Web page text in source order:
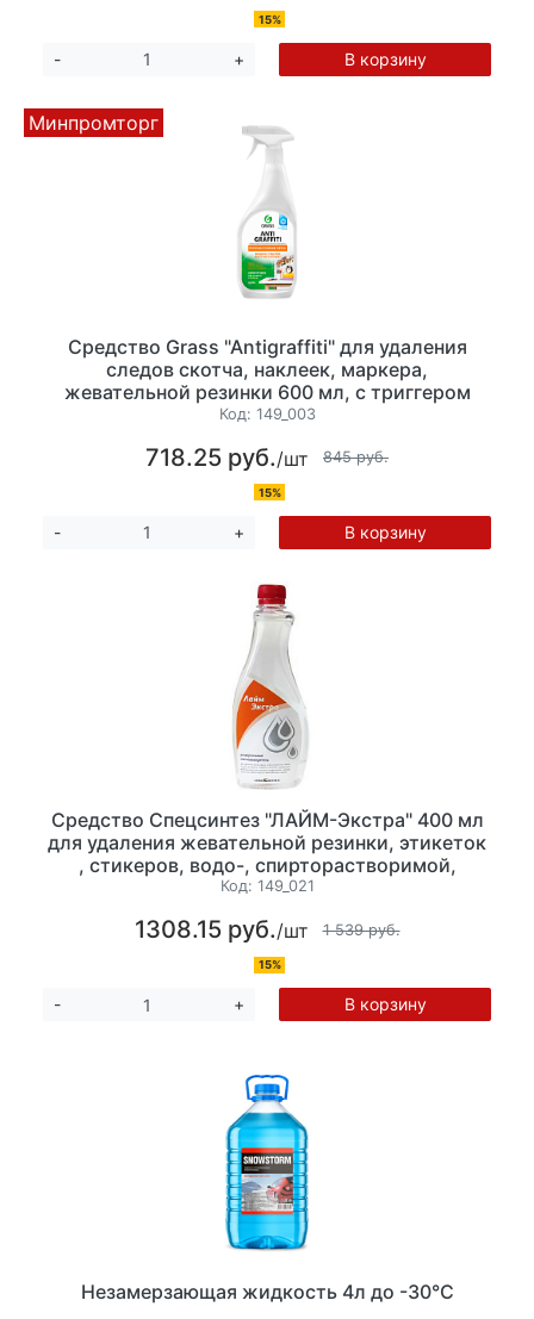
15%
- + В корзину
Минпромторг
Средство Grass "Antigraffiti" для удаления
следов скотча, наклеек, маркера,
жевательной резинки 600 мл, с триггером
Код: 149_003
718.25 руб./шт 845 руб.
15%
- + В корзину
Средство Спецсинтез "ЛАЙМ-Экстра" 400 мл
для удаления жевательной резинки, этикеток
, стикеров, водо-, спирторастворимой,
аэрозольной краски.
Код: 149_021
1308.15 руб./шт 1 539 руб.
15%
- + В корзину
Незамерзающая жидкость 4л до -30°C